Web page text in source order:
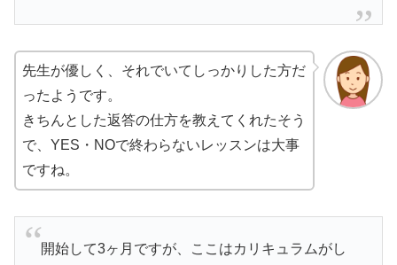
先生が優しく、それでいてしっかりした方だ
ったようです。
きちんとした返答の仕方を教えてくれたそう
で、YES・NOで終わらないレッスンは大事
ですね。
開始して3ヶ月ですが、ここはカリキュラムがし